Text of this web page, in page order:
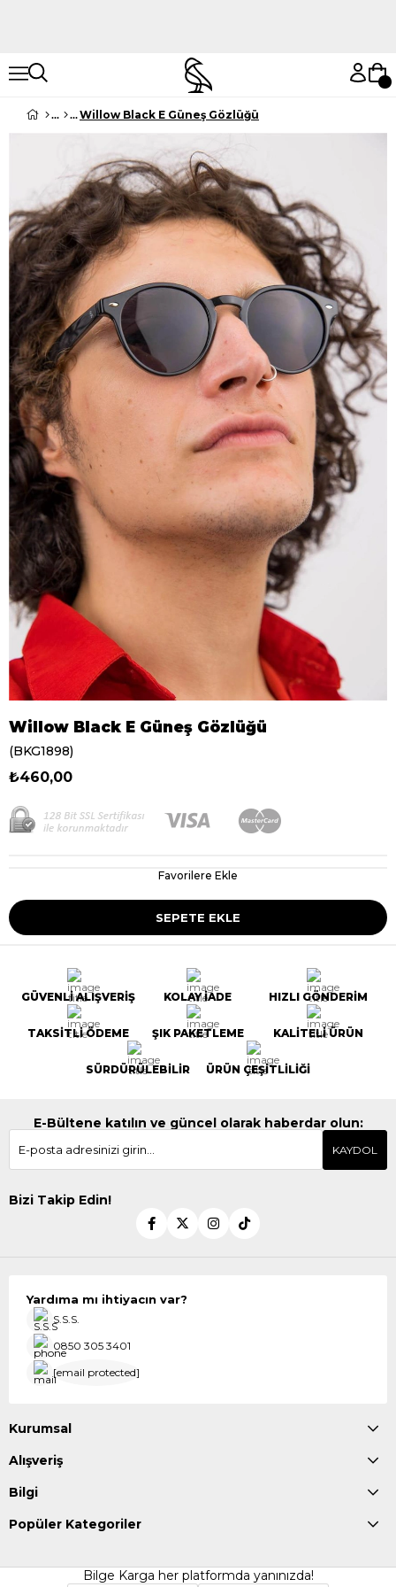
Willow Black E Güneş Gözlüğü
Willow Black E Güneş Gözlüğü
(BKG1898)
₺460,00
Favorilere Ekle
GÜVENLİ ALIŞVERİŞ KOLAY İADE HIZLI GÖNDERİM
TAKSİTLİ ÖDEME ŞIK PAKETLEME KALİTELİ ÜRÜN
SÜRDÜRÜLEBİLİR ÜRÜN ÇEŞİTLİLİĞİ
E-Bültene katılın ve güncel olarak haberdar olun:
KAYDOL
Bizi Takip Edin!
Yardıma mı ihtiyacın var?
S.S.S.
0850 305 3401
[email protected]
Kurumsal
Alışveriş
Bilgi
Popüler Kategoriler
Bilge Karga her platformda yanınızda!